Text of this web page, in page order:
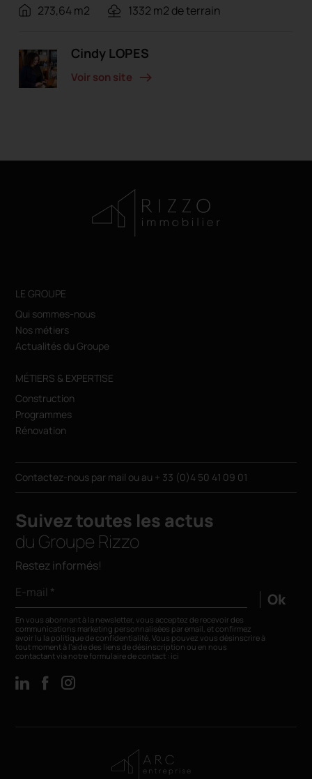
273,64 m2
1332 m2 de terrain
Cindy LOPES
Voir son site
LE GROUPE
Qui sommes-nous
Nos métiers
Actualités du Groupe
MÉTIERS & EXPERTISE
Construction
Programmes
Rénovation
Contactez-nous par mail ou au + 33 (0)4 50 41 09 01
Suivez toutes les actus
du Groupe Rizzo
Restez informés!
E-mail *
Ok
En vous abonnant à la newsletter, vous acceptez de recevoir des
communications marketing personnalisées par email, et confirmez
avoir lu la politique de confidentialité. Vous pouvez vous désinscrire à
tout moment à l’aide des liens de désinscription ou en nous
contactant via notre formulaire de contact : ici